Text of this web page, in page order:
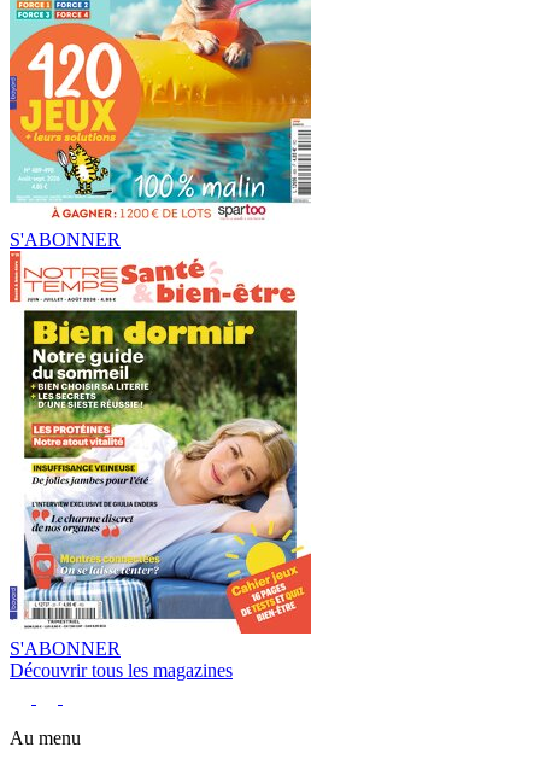
S'ABONNER
S'ABONNER
Découvrir tous les magazines
Au menu